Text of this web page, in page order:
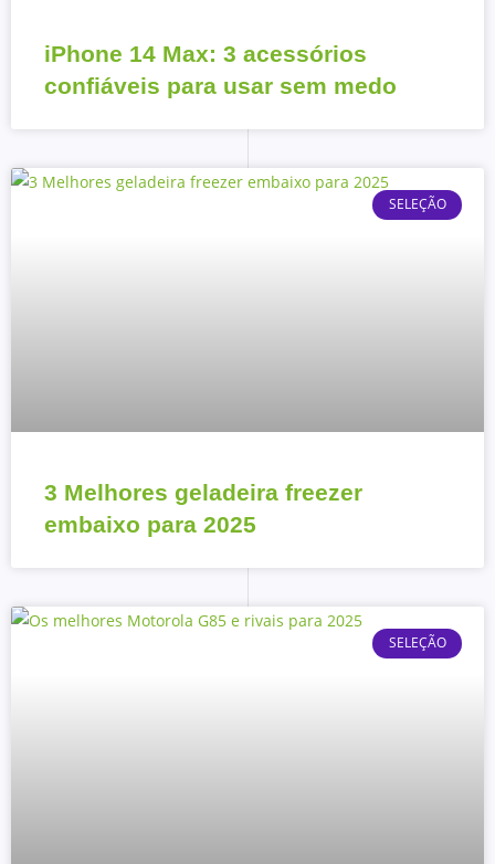
iPhone 14 Max: 3 acessórios
confiáveis para usar sem medo
SELEÇÃO
3 Melhores geladeira freezer
embaixo para 2025
SELEÇÃO